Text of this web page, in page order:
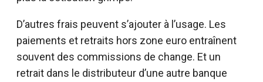
D’autres frais peuvent s’ajouter à l’usage. Les
paiements et retraits hors zone euro entraînent
souvent des commissions de change. Et un
retrait dans le distributeur d’une autre banque